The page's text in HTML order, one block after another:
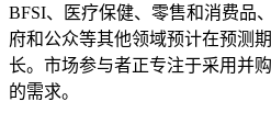
BFSI、医疗保健、零售和消费品
府和公众等其他领域预计在预测
长。市场参与者正专注于采用并
的需求。